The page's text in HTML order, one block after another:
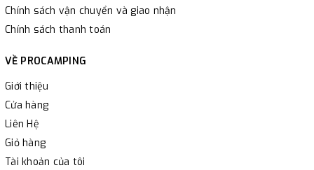
Chính sách vận chuyển và giao nhận
Chính sách thanh toán
VỀ PROCAMPING
Giới thiệu
Cửa hàng
Liên Hệ
Giỏ hàng
Tài khoản của tôi